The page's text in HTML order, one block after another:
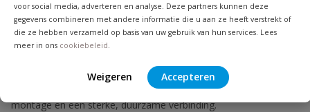
voor social media, adverteren en analyse. Deze partners kunnen deze
gegevens combineren met andere informatie die u aan ze heeft verstrekt of
die ze hebben verzameld op basis van uw gebruik van hun services. Lees
meer in ons cookiebeleid
Weigeren Accepteren
Beoordeling versturen
Hoogwaardige houtschroeven die zorgen voor een snelle
montage en een sterke, duurzame verbinding.